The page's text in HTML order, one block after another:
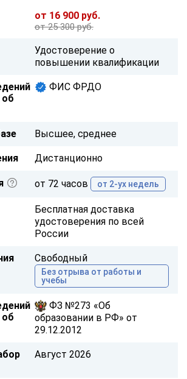
от 16 900 руб.
от 25 300 руб.
Удостоверение о
повышении квалификации
об
ФИС ФРДО
Высшее, среднее
Дистанционно
от 72 часов от 2-ух недель
Бесплатная доставка
удостоверения по всей
России
Свободный
Без отрыва от работы и
учебы
об
ФЗ №273 «Об
образовании в РФ» от
29.12.2012
Август 2026